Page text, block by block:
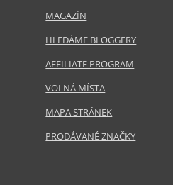
MAGAZÍN
HLEDÁME BLOGGERY
AFFILIATE PROGRAM
VOLNÁ MÍSTA
MAPA STRÁNEK
PRODÁVANÉ ZNAČKY